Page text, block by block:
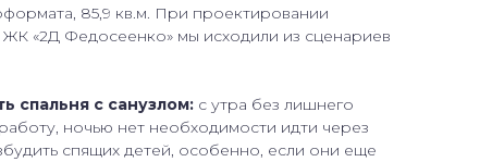
85,9 кв.м. При проектировании
«2Д Федосеенко» мы исходили из сценариев
спальня с санузлом: с утра без лишнего
ночью нет необходимости идти через
спящих детей, особенно, если они еще